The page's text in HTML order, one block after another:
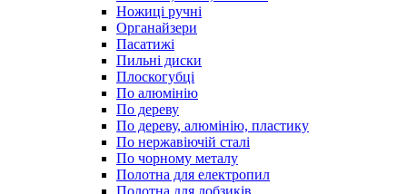
Ножиці ручні
Органайзери
Пасатижі
Пильні диски
Плоскогубці
По алюмінію
По дереву
По дереву, алюмінію, пластику
По нержавіючій сталі
По чорному металу
Полотна для електропил
Полотна для лобзиків